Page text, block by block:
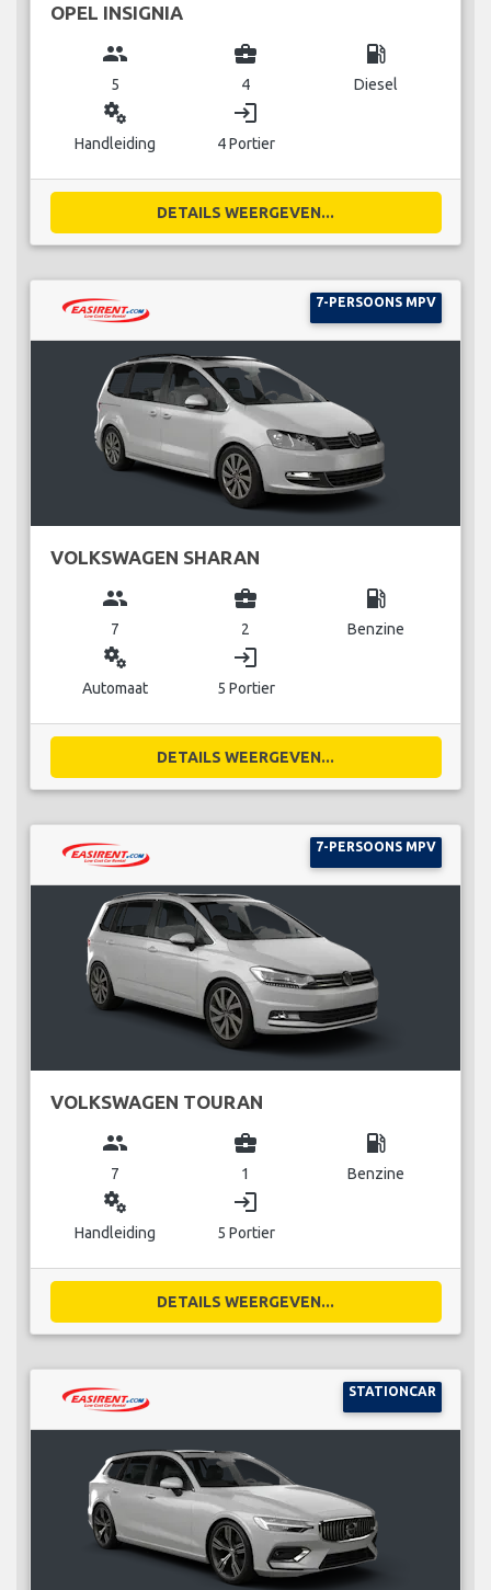
OPEL INSIGNIA
group
5
business_center
4
local_gas_station
Diesel
miscellaneous_services
Handleiding
login
4 Portier
DETAILS WEERGEVEN...
7-PERSOONS MPV
VOLKSWAGEN SHARAN
group
7
business_center
2
local_gas_station
Benzine
miscellaneous_services
Automaat
login
5 Portier
DETAILS WEERGEVEN...
7-PERSOONS MPV
VOLKSWAGEN TOURAN
group
7
business_center
1
local_gas_station
Benzine
miscellaneous_services
Handleiding
login
5 Portier
DETAILS WEERGEVEN...
STATIONCAR